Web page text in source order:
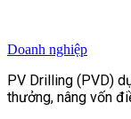
Doanh nghiệp
PV Drilling (PVD)
thưởng, nâng vốn